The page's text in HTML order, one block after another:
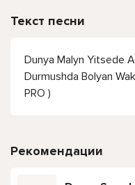
Текст песни
Dunya Malyn Yitsede
Durmushda Bolyan
PRO )
Рекомендации